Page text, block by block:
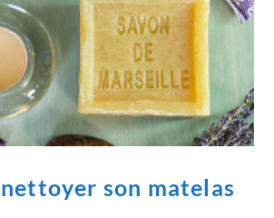
son matelas